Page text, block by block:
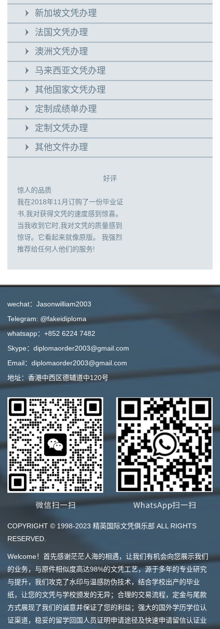
新加坡文凭办理
法国文凭办理
澳洲文凭办理
马来西亚文凭办理
其他国家文凭办理
定制成绩单办理
定制文凭办理
其他文件办理
好评
惊人的品质
我在2018年11月订购了一份毕业证
书,我对获得文凭的速度感到惊喜。
当我收到它时,我对文凭的质量感到
惊讶。它看起来就像原版。 我强烈
推荐给任何人他们的服务!
wechat：Jasonwilliam2003
Telegram: @fakeidiploma
whatsapp：+852 6224 7482
Skype：diplomaorder2003@gmail.com
Email：diplomaorder2003@gmail.com
地址：香港中西区德辅道中120号
COPYRIGHT © 1998-2023 精英国际文凭俱乐部 ALL RIGHTS
RESERVED.
Welcome！首先感谢茫茫人海的相遇，让我们有机会向您展示我们
的业务，与原件相似度高达98%的文凭工艺，源于多年的专业研究
与提升，我们攻克了水印与温感防伪技术，结合学校出产的毕业
纸，让您的文凭与学校颁发的无异；合理的交易流程，定金与尾款
方式展现了我们的诚意并保证了您的利益；强大的国外学历学位认
证渠道，稳妥的留学回国人员证明申请途径及快速申请留信认证业